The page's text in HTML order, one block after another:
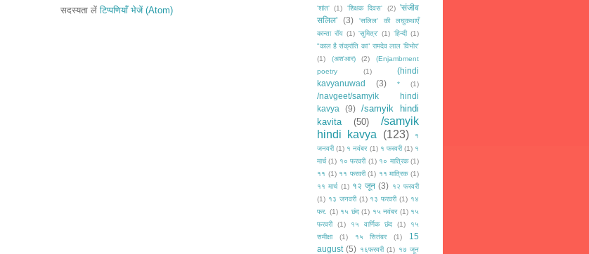
सदस्यता लेंटिप्पणियाँ भेजें (Atom)
'शांत' (1) 'शिक्षक दिवस' (2) 'संजीव
सलिल'
(3)
'सलिल' की लघुकथाएँ
कान्ता रॉय (1) 'सुमित्र' (1) ‘हिन्दी (1)
"काल है संक्रांति का" रामदेव लाल 'विभोर'
(1)
(अश'आर) (2)
(Enjambment
poetry
(1)
(hindi
kavyanuwad
(3) * (1)
/navgeet/samyik hindi
kavya
(9)
/samyik hindi
kavita
(50)
/samyik
hindi kavya
(123)
१
जनवरी (1) १ नवंबर (1) १ फरवरी (1) १
मार्च (1) १० फरवरी (1) १० मात्रिक (1)
११ (1) ११ फरवरी (1) ११ मात्रिक (1)
११ मार्च (1) १२ जून (3) १२ फरवरी
(1) १३ जनवरी (1) १३ फरवरी (1) १४
फर. (1) १५ छंद (1) १५ नवंबर (1) १५
फरवरी
(1) १५ वार्णिक छंद (1)
१५
समीक्षा
(1) १५ सितंबर (1)
15
august (5) १६फरवरी (1) १७ जून